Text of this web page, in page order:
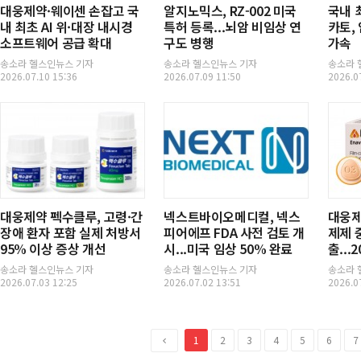
대웅제약·웨이센 손잡고 국
내 최초 AI 위·대장 내시경
소프트웨어 공급 확대
송소라 헬스인뉴스 기자
2026.07.10 15:36
알지노믹스, RZ-002 미국
특허 등록...뇌암 비임상 연
구도 병행
송소라 헬스인뉴스 기자
2026.07.09 11:50
국내
카토,
가속
송소라
대웅제약 펙수클루, 고령·간
장애 환자 포함 실제 처방서
95% 이상 증상 개선
송소라 헬스인뉴스 기자
2026.07.03 12:25
넥스트바이오메디컬, 넥스
피어에프 FDA 사전 검토 개
시...미국 임상 50% 완료
송소라 헬스인뉴스 기자
2026.07.02 13:51
대웅
제제
출
송소라
1 2 3 4 5 6 7